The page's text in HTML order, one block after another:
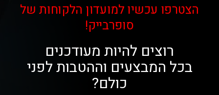
הצטרפו עכשיו למועדון הלקוחות של
סופרבייק!
רוצים להיות מעודכנים
בכל המבצעים וההטבות לפני
כולם?